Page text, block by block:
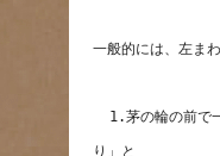
り」と